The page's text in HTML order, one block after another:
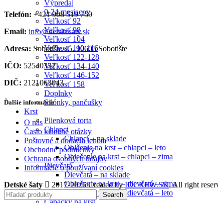
Výpredaj
0-24 mesiacov
Veľkosť 92
Veľkosť 98
Veľkosť 104
Veľkosť 110-116
Veľkosť 122-128
Veľkosť 134-140
Veľkosť 146-152
Veľkosť 158
Doplnky
Silónky, pančušky
Krst
Plienková torta
Chlapci
Chlapci – na sklade
Oblčenie na krst – chlapci – leto
Oblečenie na krst – chlapci – zima
Dievčatá
Dievčatá – na sklade
Oblečenie na krst – dievčatá – zima
Oblečenie na krst – dievčatá – leto
Telefón: +421 908 519 759
Email: info@detskesaty.sk
Adresa: Sobotište 45, 90605 Sobotište
IČO: 52540332
DIČ: 2121063043
Ďalšie informácie
O nás
Často kladené otázky
Poštovné a dodacia lehota
Obchodné podmienky
Ochrana osobných údajov
Informácie o používaní cookies
Detské šaty
2017-2026 Created byIDCREW.SK. All right
Search